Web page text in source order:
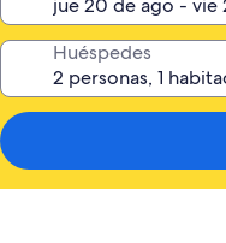
Huéspedes